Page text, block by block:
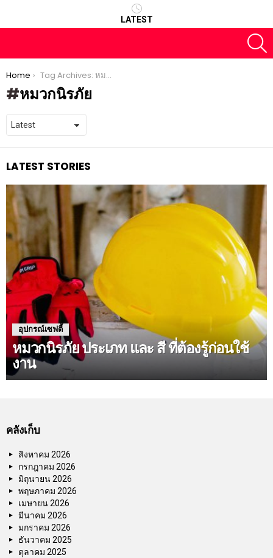
LATEST
You are here:
Home Tag Archives: หมวกนิรภัย
หมวกนิรภัย
LATEST STORIES
อุปกรณ์เซฟตี้
หมวกนิรภัย ประเภท และ สี ที่ต้องรู้ก่อนใช้
งาน
คลังเก็บ
สิงหาคม 2026
กรกฎาคม 2026
มิถุนายน 2026
พฤษภาคม 2026
เมษายน 2026
มีนาคม 2026
มกราคม 2026
ธันวาคม 2025
ตุลาคม 2025